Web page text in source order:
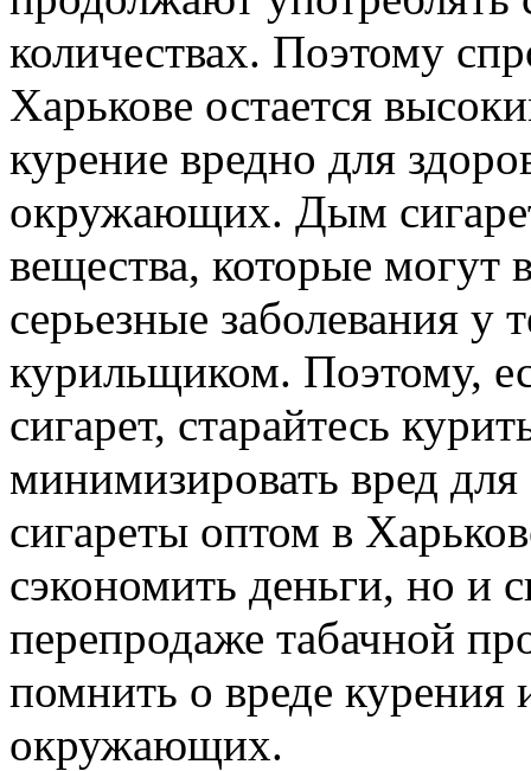
количествах. Поэтому
Харькове остается
курение вредно для
окружающих. Дым
вещества, которые могут
серьезные заболевания у
курильщиком. Поэтому,
сигарет, старайтесь
минимизировать вред
сигареты оптом в
сэкономить деньги, но и
перепродаже табачной
помнить о вреде курения
окружающих.